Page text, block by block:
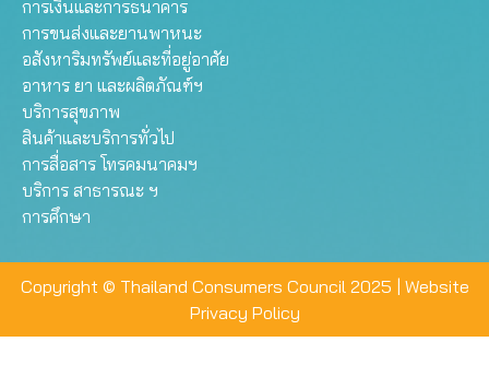
การเงินและการธนาคาร
การขนส่งและยานพาหนะ
อสังหาริมทรัพย์และที่อยู่อาศัย
อาหาร ยา และผลิตภัณฑ์ฯ
บริการสุขภาพ
สินค้าและบริการทั่วไป
การสื่อสาร โทรคมนาคมฯ
บริการ สาธารณะ ฯ
การศึกษา
Copyright © Thailand Consumers Council 2025 | Website
Privacy Policy